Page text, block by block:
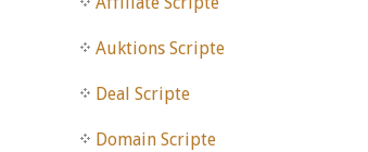
Auktions Scripte
Deal Scripte
Domain Scripte